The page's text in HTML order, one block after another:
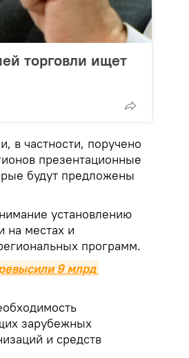
торговли ищет
в частности, поручено
презентационные
будут предложены
установлению
на местах и
программ.
9 млрд
зарубежных
и средств